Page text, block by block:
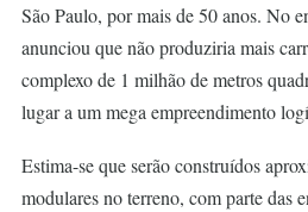
São Paulo, por mais de 50 anos. No
anunciou que não produziria mais
complexo de 1 milhão de metros
lugar a um mega empreendimento
Estima-se que serão construídos
modulares no terreno, com parte das